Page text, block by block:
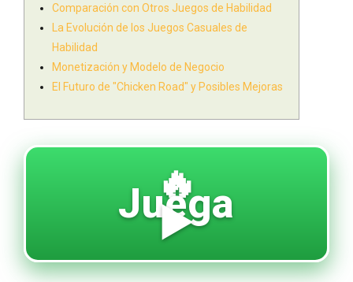
Comparación con Otros Juegos de Habilidad
La Evolución de los Juegos Casuales de
Habilidad
Monetización y Modelo de Negocio
El Futuro de "Chicken Road" y Posibles Mejoras
🔥
Juega
▶️